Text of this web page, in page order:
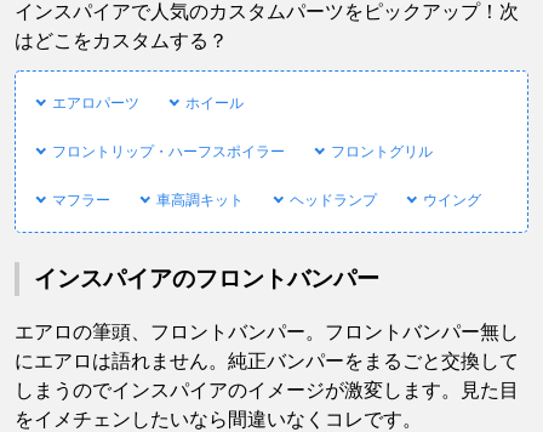
インスパイアで人気のカスタムパーツをピックアップ！次
はどこをカスタムする？
エアロパーツ ホイール
フロントリップ・ハーフスポイラー フロントグリル
マフラー 車高調キット ヘッドランプ ウイング
インスパイアのフロントバンパー
エアロの筆頭、フロントバンパー。フロントバンパー無し
にエアロは語れません。純正バンパーをまるごと交換して
しまうのでインスパイアのイメージが激変します。見た目
をイメチェンしたいなら間違いなくコレです。